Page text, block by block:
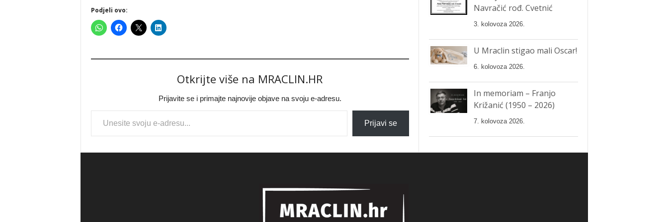
Podjeli ovo:
Otkrijte više na MRACLIN.HR
Prijavite se i primajte najnovije objave na svoju e-adresu.
Type your email…
Prijavi se
Navračić rođ. Cvetnić
3. kolovoza 2026.
U Mraclin stigao mali Oscar!
6. kolovoza 2026.
In memoriam – Franjo
Križanić (1950 – 2026)
7. kolovoza 2026.